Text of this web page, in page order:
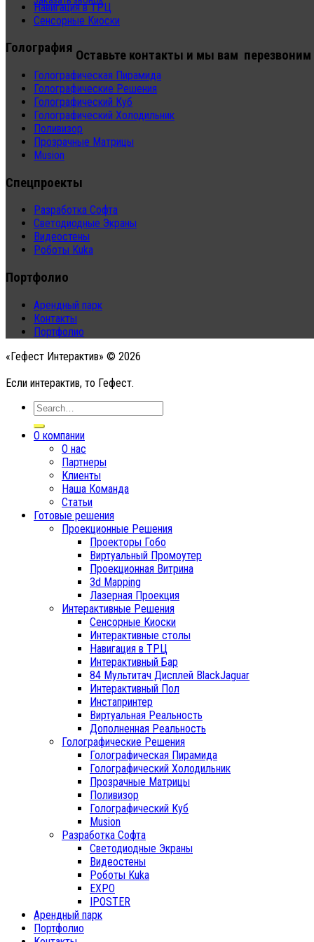
Оставьте контакты и мы вам перезвоним
Навигация в ТРЦ
Сенсорные Киоски
Голография
Голографическая Пирамида
Голографические Решения
Голографический Куб
Голографический Холодильник
Поливизор
Прозрачные Матрицы
Musion
Спецпроекты
Разработка Софта
Светодиодные Экраны
Видеостены
Роботы Kuka
Портфолио
Арендный парк
Контакты
Портфолио
«Гефест Интерактив» © 2026
Если интерактив, то Гефест.
О компании
О нас
Партнеры
Клиенты
Наша Команда
Статьи
Готовые решения
Проекционные Решения
Проекторы Гобо
Виртуальный Промоутер
Проекционная Витрина
3d Mapping
Лазерная Проекция
Интерактивные Решения
Сенсорные Киоски
Интерактивные столы
Навигация в ТРЦ
Интерактивный Бар
84 Мультитач Дисплей BlackJaguar
Интерактивный Пол
Инстапринтер
Виртуальная Реальность
Дополненная Реальность
Голографические Решения
Голографическая Пирамида
Голографический Холодильник
Прозрачные Матрицы
Поливизор
Голографический Куб
Musion
Разработка Софта
Светодиодные Экраны
Видеостены
Роботы Kuka
EXPO
IPOSTER
Арендный парк
Портфолио